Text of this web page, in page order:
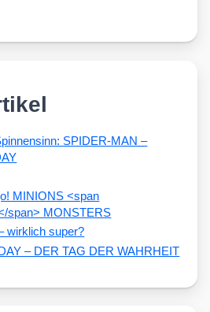
SPIDER-MAN –
MINIONS <span
span> MONSTERS
wirklich super?
– DER TAG DER WAHRHEIT